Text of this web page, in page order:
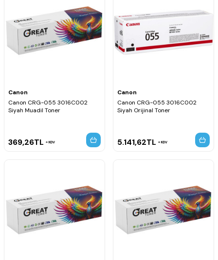
Canon
Canon CRG-055 3016C002
Siyah Muadil Toner
369,26TL KDV
Canon
Canon CRG-055 3016C002
Siyah Orijinal Toner
5.141,62TL KDV